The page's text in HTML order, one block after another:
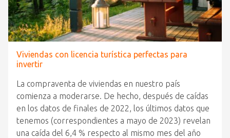
Viviendas con licencia turística perfectas para
invertir
La compraventa de viviendas en nuestro país
comienza a moderarse. De hecho, después de caídas
en los datos de finales de 2022, los últimos datos que
tenemos (correspondientes a mayo de 2023) revelan
una caída del 6,4 % respecto al mismo mes del año